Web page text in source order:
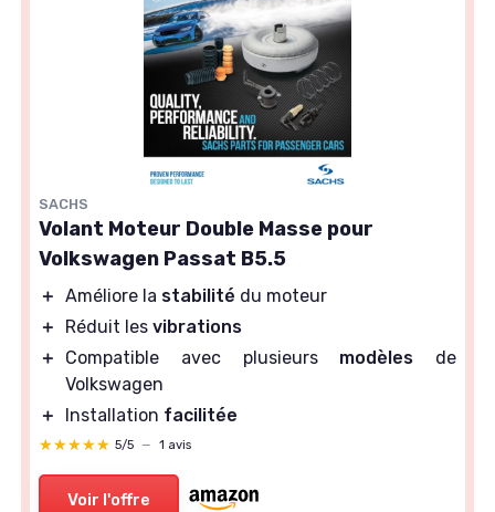
SACHS
Volant Moteur Double Masse pour
Volkswagen Passat B5.5
＋ Améliore la stabilité du moteur
＋
Réduit les vibrations
＋
Compatible avec plusieurs modèles de
Volkswagen
＋
Installation facilitée
★★★★★
★★★★★ 5/5 — 1 avis
Voir l'offre